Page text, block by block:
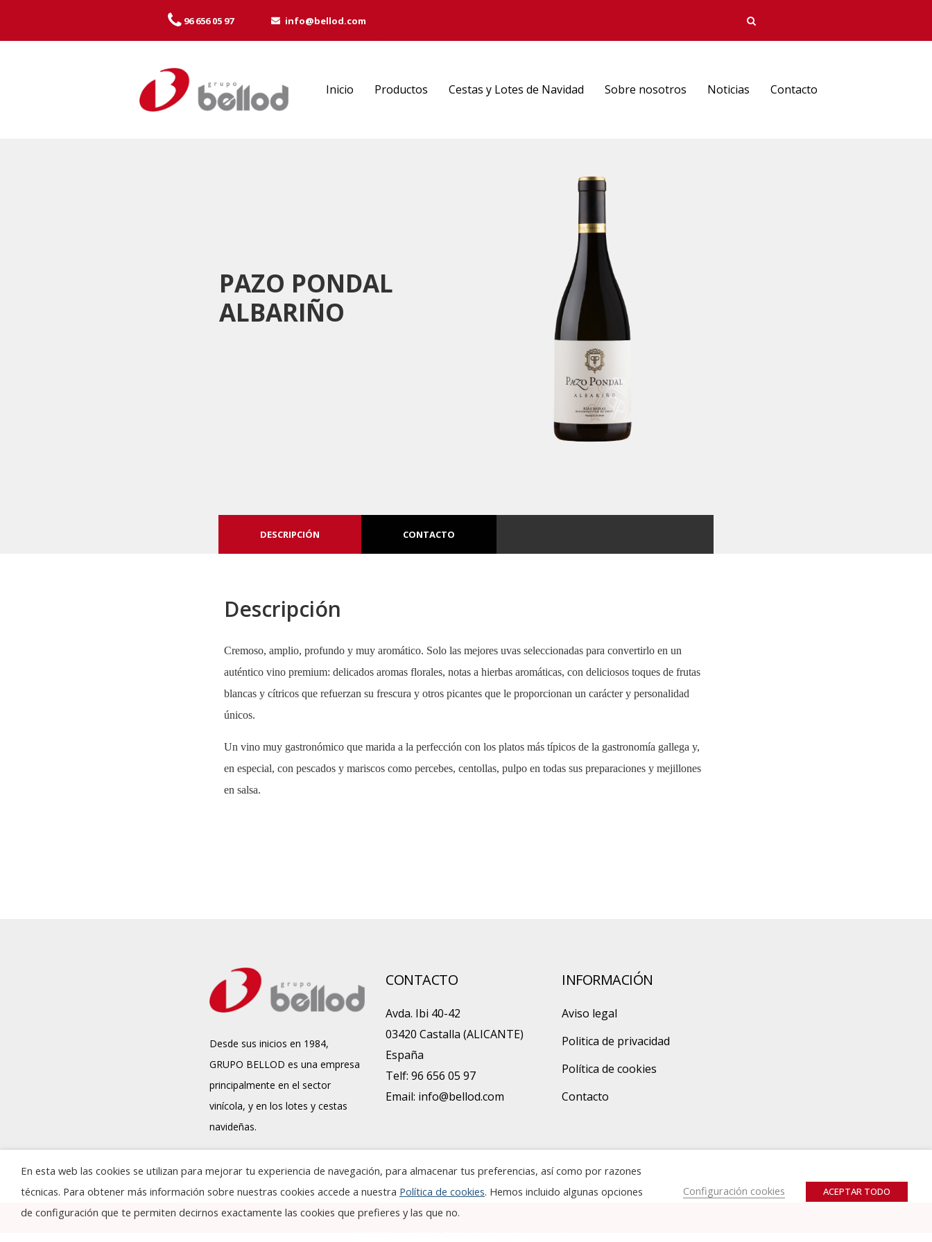
96 656 05 97 info@bellod.com
Inicio Productos Cestas y Lotes de Navidad Sobre nosotros Noticias Contacto
PAZO PONDAL
ALBARIÑO
DESCRIPCIÓN CONTACTO
Descripción
Cremoso, amplio, profundo y muy aromático. Solo las mejores uvas seleccionadas para convertirlo en un
auténtico vino premium: delicados aromas florales, notas a hierbas aromáticas, con deliciosos toques de frutas
blancas y cítricos que refuerzan su frescura y otros picantes que le proporcionan un carácter y personalidad
únicos.
Un vino muy gastronómico que marida a la perfección con los platos más típicos de la gastronomía gallega y,
en especial, con pescados y mariscos como percebes, centollas, pulpo en todas sus preparaciones y mejillones
en salsa.
Desde sus inicios en 1984,
GRUPO BELLOD es una empresa
principalmente en el sector
vinícola, y en los lotes y cestas
navideñas.
CONTACTO
Avda. Ibi 40-42
03420 Castalla (ALICANTE)
España
Telf: 96 656 05 97
Email: info@bellod.com
INFORMACIÓN
Aviso legal
Politica de privacidad
Política de cookies
Contacto
En esta web las cookies se utilizan para mejorar tu experiencia de navegación, para almacenar tus preferencias, así como por razones
técnicas. Para obtener más información sobre nuestras cookies accede a nuestra Política de cookies. Hemos incluido algunas opciones
de configuración que te permiten decirnos exactamente las cookies que prefieres y las que no.
Configuración cookies ACEPTAR TODO